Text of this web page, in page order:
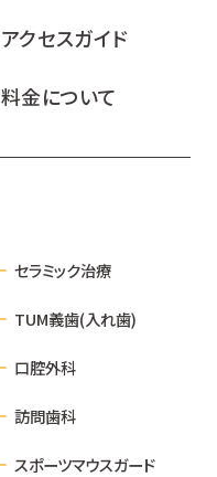
アクセスガイド
料金について
セラミック治療
TUM義歯(入れ歯)
口腔外科
訪問歯科
スポーツマウスガード